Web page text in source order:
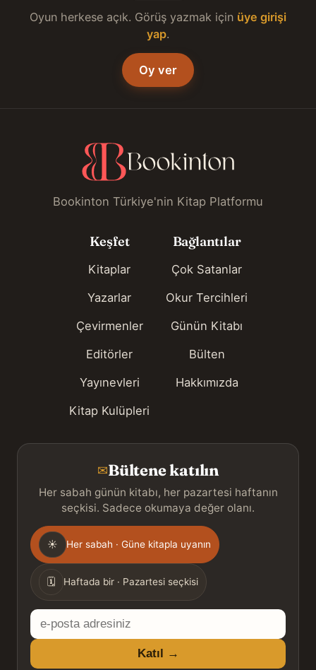
Oyun herkese açık. Görüş yazmak için üye girişi
yap.
Oy ver
Bookinton Türkiye'nin Kitap Platformu
Keşfet
Kitaplar
Yazarlar
Çevirmenler
Editörler
Yayınevleri
Kitap Kulüpleri
Bağlantılar
Çok Satanlar
Okur Tercihleri
Günün Kitabı
Bülten
Hakkımızda
✉Bültene katılın
Her sabah günün kitabı, her pazartesi haftanın
seçkisi. Sadece okumaya değer olanı.
Gönderim
sıklığı
☀ Her sabah · Güne kitapla uyanın
🗓 Haftada bir · Pazartesi seçkisi
E-
posta
adresiniz
Katıl →